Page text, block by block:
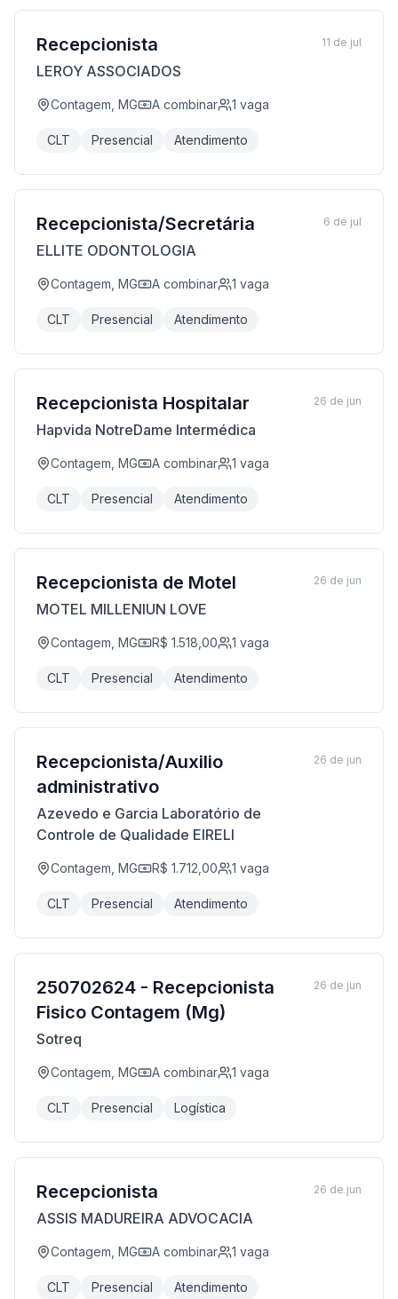
Recepcionista
LEROY ASSOCIADOS
Contagem, MG A combinar 1 vaga
CLT Presencial Atendimento
11 de jul
Recepcionista/Secretária
ELLITE ODONTOLOGIA
Contagem, MG A combinar 1 vaga
CLT Presencial Atendimento
6 de jul
Recepcionista Hospitalar
Hapvida NotreDame Intermédica
Contagem, MG A combinar 1 vaga
CLT Presencial Atendimento
26 de jun
Recepcionista de Motel
MOTEL MILLENIUN LOVE
Contagem, MG R$ 1.518,00 1 vaga
CLT Presencial Atendimento
26 de jun
Recepcionista/Auxilio
administrativo
Azevedo e Garcia Laboratório de
Controle de Qualidade EIRELI
Contagem, MG R$ 1.712,00 1 vaga
CLT Presencial Atendimento
26 de jun
250702624 - Recepcionista
Fisico Contagem (Mg)
Sotreq
Contagem, MG A combinar 1 vaga
CLT Presencial Logística
26 de jun
Recepcionista
ASSIS MADUREIRA ADVOCACIA
Contagem, MG A combinar 1 vaga
CLT Presencial Atendimento
26 de jun